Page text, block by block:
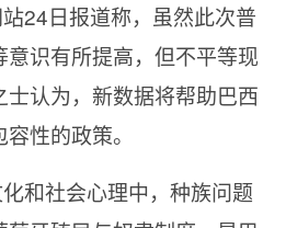
站24日报道称，虽然此次普
识有所提高，但不平等现
认为，新数据将帮助巴西
性的政策。
和社会心理中，种族问题